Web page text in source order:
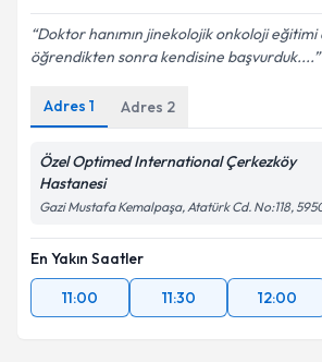
Doktor hanımın jinekolojik onkoloji eğitimi
öğrendikten sonra kendisine başvurduk....
Adres 1 Adres 2
Özel Optimed International Çerkezköy
Hastanesi
Gazi Mustafa Kemalpaşa, Atatürk Cd. No:118,
En Yakın Saatler
11:00
11:30 12:00